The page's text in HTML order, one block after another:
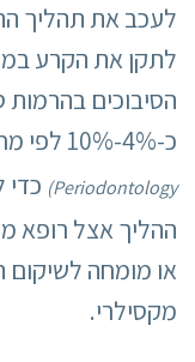
לעכב את תהליך
לתקן את הקרע
הסיבוכים בהרמות
כ-4%-10% לפי מחקרים עדכניים (מקור
Periodontology)
ההליך אצל רופא
או מומחה לשיקום
מקסילרי.